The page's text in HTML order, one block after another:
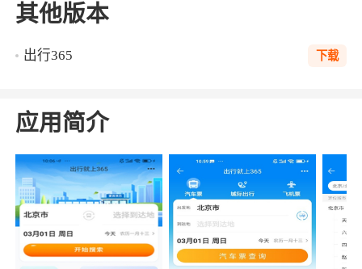
其他版本
出行365 下载
应用简介